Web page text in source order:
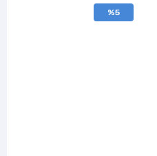
%5